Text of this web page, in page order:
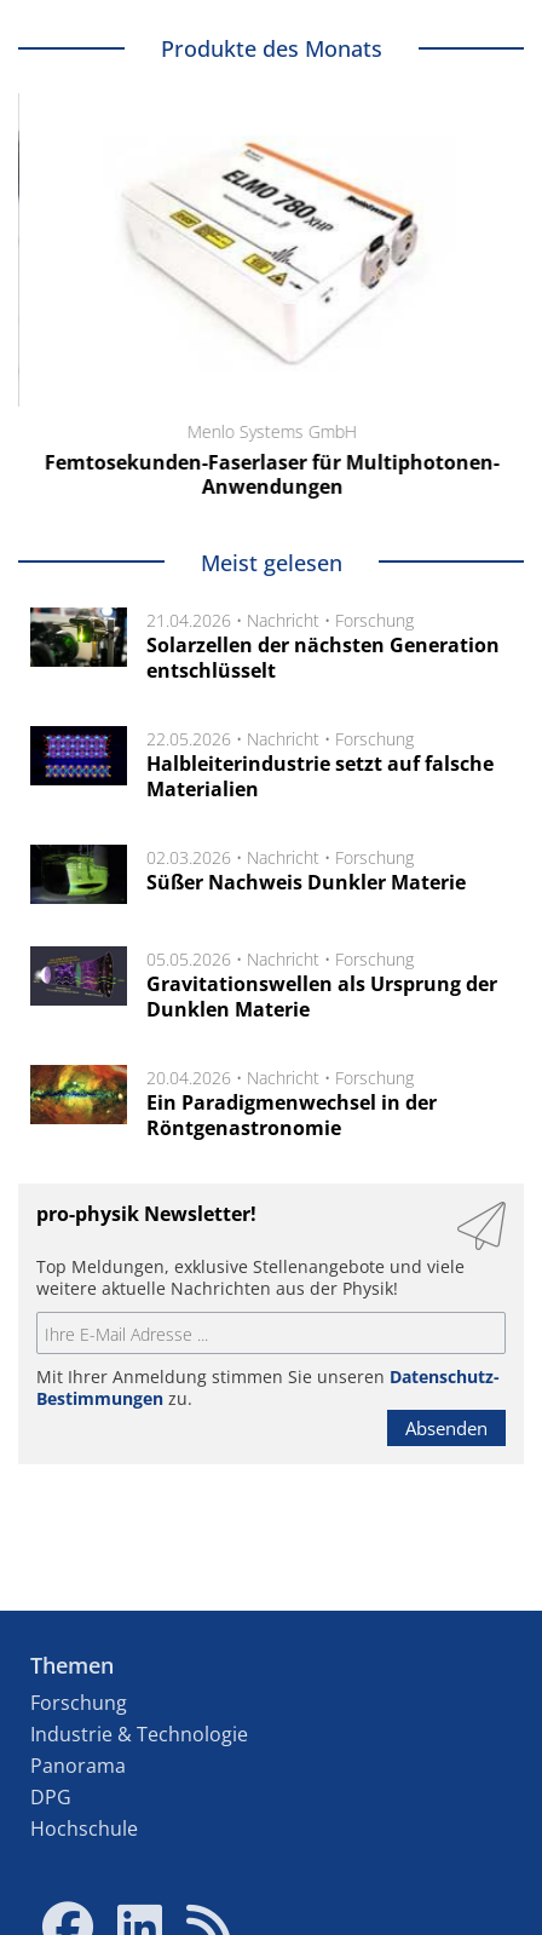
Produkte des Monats
Menlo Systems GmbH
Femtosekunden-Faserlaser für Multiphotonen-
Anwendungen
Meist gelesen
21.04.2026 • Nachricht • Forschung
Solarzellen der nächsten Generation
entschlüsselt
22.05.2026 • Nachricht • Forschung
Halbleiterindustrie setzt auf falsche
Materialien
02.03.2026 • Nachricht • Forschung
Süßer Nachweis Dunkler Materie
05.05.2026 • Nachricht • Forschung
Gravitationswellen als Ursprung der
Dunklen Materie
20.04.2026 • Nachricht • Forschung
Ein Paradigmenwechsel in der
Röntgenastronomie
pro-physik Newsletter!
Top Meldungen, exklusive Stellenangebote und viele
weitere aktuelle Nachrichten aus der Physik!
Mit Ihrer Anmeldung stimmen Sie unseren Datenschutz-
Bestimmungen zu.
Absenden
Themen
Forschung
Industrie & Technologie
Panorama
DPG
Hochschule